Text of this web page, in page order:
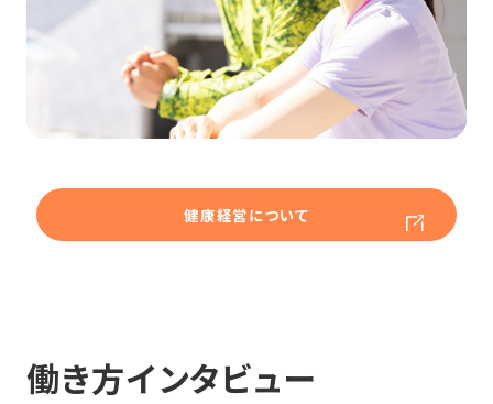
健康経営について
働き方インタビュー